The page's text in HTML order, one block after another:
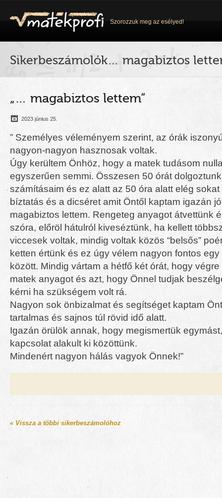
Szorozzuk meg az esélyed!
Sikerbeszámolók… magabiztos
„… magabiztos lettem“
2023 június 25.
” Személyes véleményem szerint, az órák
nagyon-nagyon hasznosak voltak.
Úgy kerültem Önhöz, hogy a matek tudásom
egyszerűen semmi. Összesen 50 órát
számításaim és ez alatt az 50 óra alatt elég sokat
bíztatás és a dicséret amit Öntől kaptam igazán
magabiztos lettem. Rengeteg anyagot átvettünk
szóra, előröl hátulról kiveséztünk, ha kellett
viccesek voltak, mindig voltak közös “belsős”
ketten értünk és ez úgy vélem nagyon fontos
között. Mindig vártam a hétfő két órát, hogy
matek anyagot és azt, hogy Önnel tudjak
kérni ha szükségem volt rá.
Nagyon sok önbizalmat és segítséget kaptam
tartalmas és sajnos túl rövid idő alatt.
Igazán örülök annak, hogy megismertük
kapcsolat alakult ki közöttünk.
Mindenért nagyon hálás vagyok Önnek!”
« Vissza a többi sikerbeszámolóhoz